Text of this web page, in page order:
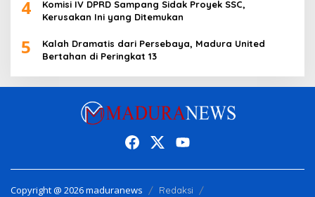
4
Komisi IV DPRD Sampang Sidak Proyek SSC,
Kerusakan Ini yang Ditemukan
5
Kalah Dramatis dari Persebaya, Madura United
Bertahan di Peringkat 13
Copyright @ 2026 maduranews
Redaksi